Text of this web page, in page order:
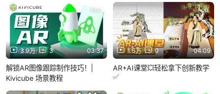
3.9万 3 03:37
App
解锁AR图像跟踪制作技巧！|
Kivicube 场景教程
1.5万 0 04:09
App
AR+AI课堂💥轻松拿下创新教学
✅